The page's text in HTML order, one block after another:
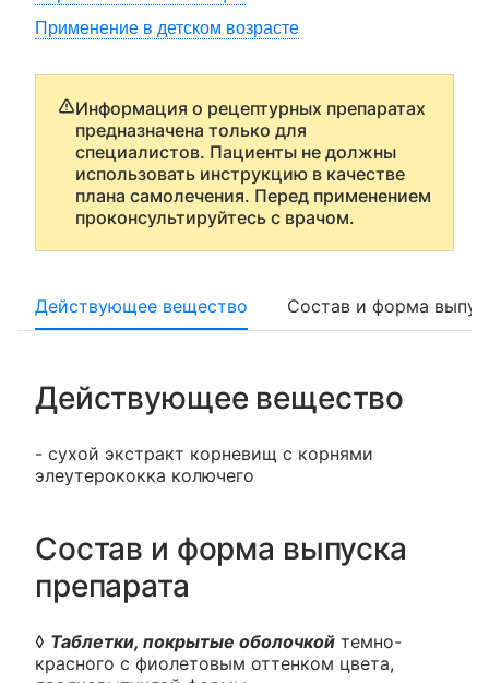
Применение в детском возрасте
Информация о рецептурных препаратах
предназначена только для
специалистов. Пациенты не должны
использовать инструкцию в качестве
плана самолечения. Перед применением
проконсультируйтесь с врачом.
Действующее вещество Состав и форма
Действующее вещество
- сухой экстракт корневищ с корнями
элеутерококка колючего
Состав и форма выпуска
препарата
◊ Таблетки, покрытые оболочкой темно-
красного с фиолетовым оттенком цвета,